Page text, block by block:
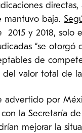
mantuvo baja.
2015 y 2018, solo
“se otorgó
de
del valor total de
advertido por
la Secretaría
mejorar la